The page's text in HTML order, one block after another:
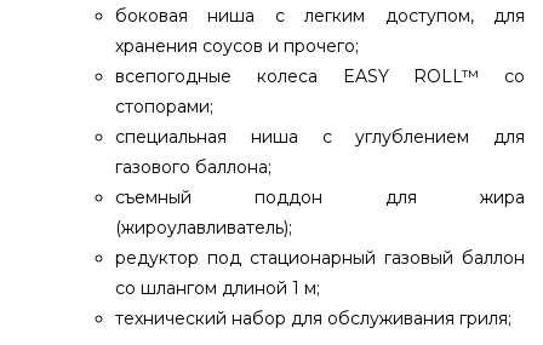
боковая ниша с легким доступом, для
хранения соусов и прочего;
всепогодные колеса EASY ROLL™ со
стопорами;
специальная ниша с углублением для
газового баллона;
съемный поддон для жира
(жироулавливатель);
редуктор под стационарный газовый баллон
со шлангом длиной 1 м;
технический набор для обслуживания гриля;